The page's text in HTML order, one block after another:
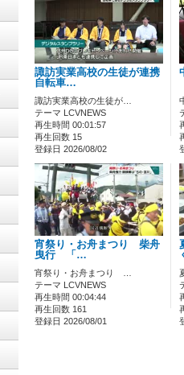
諏訪実業高校の生徒が連携
自転車…
諏訪実業高校の生徒が…
テーマ LCVNEWS
再生時間 00:01:57
再生回数 15
登録日 2026/08/02
宵祭り・お舟まつり 柴舟
曳行 「…
宵祭り・お舟まつり …
テーマ LCVNEWS
再生時間 00:04:44
再生回数 161
登録日 2026/08/01